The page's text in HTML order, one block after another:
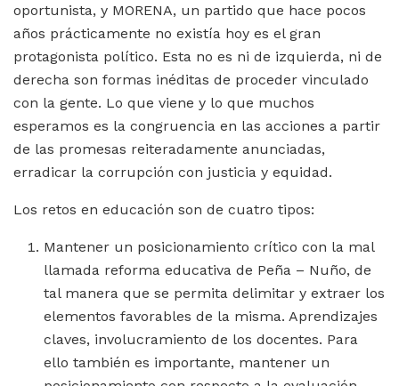
oportunista, y MORENA, un partido que hace pocos
años prácticamente no existía hoy es el gran
protagonista político. Esta no es ni de izquierda, ni de
derecha son formas inéditas de proceder vinculado
con la gente. Lo que viene y lo que muchos
esperamos es la congruencia en las acciones a partir
de las promesas reiteradamente anunciadas,
erradicar la corrupción con justicia y equidad.
Los retos en educación son de cuatro tipos:
Mantener un posicionamiento crítico con la mal
llamada reforma educativa de Peña – Nuño, de
tal manera que se permita delimitar y extraer los
elementos favorables de la misma. Aprendizajes
claves, involucramiento de los docentes. Para
ello también es importante, mantener un